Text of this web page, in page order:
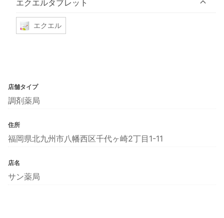
エクエルタブレット
エクエル
店舗タイプ
調剤薬局
住所
福岡県北九州市八幡西区千代ヶ崎2丁目1-11
店名
サン薬局